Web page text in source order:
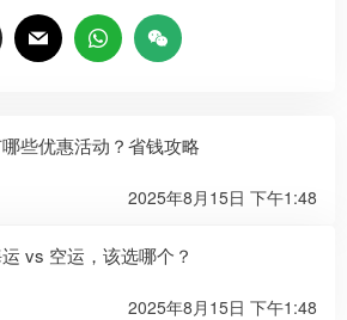
些优惠活动？省钱攻略
2025年8月15日 下午1:48
vs 空运，该选哪个？
2025年8月15日 下午1:48